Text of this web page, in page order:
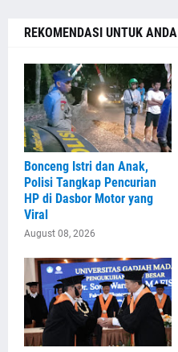
REKOMENDASI UNTUK ANDA
Bonceng Istri dan Anak,
Polisi Tangkap Pencurian
HP di Dasbor Motor yang
Viral
August 08, 2026